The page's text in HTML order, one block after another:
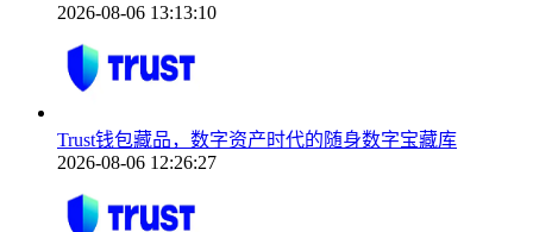
2026-08-06 13:13:10
Trust钱包藏品，数字资产时代的随身数字宝藏库
2026-08-06 12:26:27